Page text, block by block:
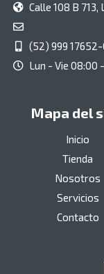
Calle 108 B
(52) 999
Lun - Vie 08:00
Mapa del
Inicio
Tienda
Nosotros
Servicios
Contacto